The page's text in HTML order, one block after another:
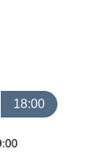
18:00